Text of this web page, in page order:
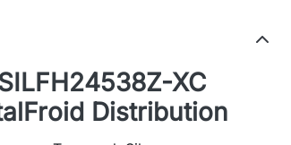
XC
Distribution